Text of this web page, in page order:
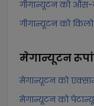
गीगान्यूटन को
गीगान्यूटन को
मेगान्यूटन
मेगान्यूटन को
मेगान्यूटन को